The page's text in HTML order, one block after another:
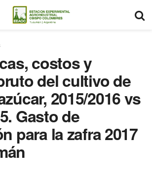
costos y
del cultivo de
2015/2016 vs
Gasto de
para la zafra 2017